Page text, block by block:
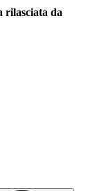
rilasciata da